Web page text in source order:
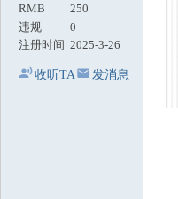
RMB
250
违规
0
注册时间 2025-3-26
收听TA 发消息